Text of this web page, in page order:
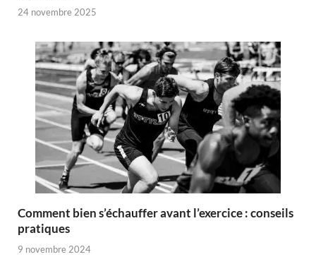
24 novembre 2025
Comment bien s’échauffer avant l’exercice : conseils
pratiques
9 novembre 2024